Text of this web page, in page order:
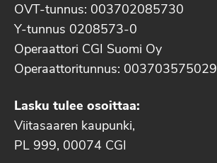
OVT-tunnus: 003702085730
Y-tunnus 0208573-0
Operaattori CGI Suomi Oy
Operaattoritunnus: 003703575029
Lasku tulee osoittaa:
Viitasaaren kaupunki,
PL 999, 00074 CGI